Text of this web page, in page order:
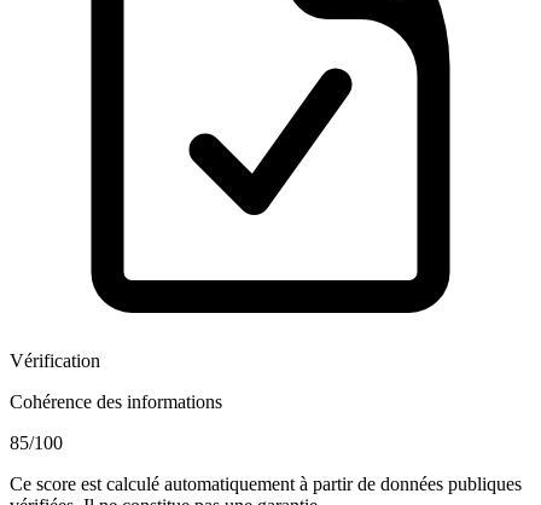
Vérification
Cohérence des informations
85/100
Ce score est calculé automatiquement à partir de données publiques